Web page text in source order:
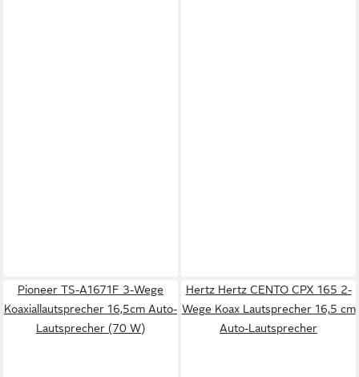
Pioneer TS-A1671F 3-Wege
Koaxiallautsprecher 16,5cm Auto-
Lautsprecher (70 W)
Hertz Hertz CENTO CPX 165 2-
Wege Koax Lautsprecher 16,5 cm
Auto-Lautsprecher